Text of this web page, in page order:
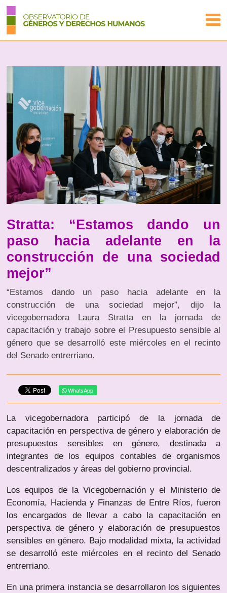
Stratta: “Estamos dando un
paso hacia adelante en la
construcción de una sociedad
mejor”
“Estamos dando un paso hacia adelante en la
construcción de una sociedad mejor”, dijo la
vicegobernadora Laura Stratta en la jornada de
capacitación y trabajo sobre el Presupuesto sensible al
género que se desarrolló este miércoles en el recinto
del Senado entrerriano.
WhatsApp
La vicegobernadora participó de la jornada de
capacitación en perspectiva de género y elaboración de
presupuestos sensibles en género, destinada a
integrantes de los equipos contables de organismos
descentralizados y áreas del gobierno provincial.
Los equipos de la Vicegobernación y el Ministerio de
Economía, Hacienda y Finanzas de Entre Ríos, fueron
los encargados de llevar a cabo la capacitación en
perspectiva de género y elaboración de presupuestos
sensibles en género. Bajo modalidad mixta, la actividad
se desarrolló este miércoles en el recinto del Senado
entrerriano.
En una primera instancia se desarrollaron los siguientes